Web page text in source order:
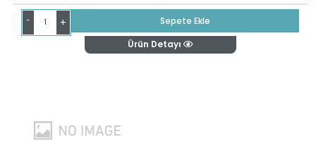
- +
Sepete Ekle
Ürün Detayı